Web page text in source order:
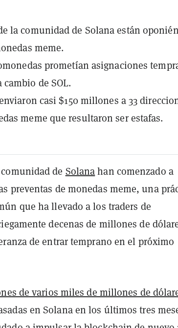
la comunidad de Solana están
meme.
prometían asignaciones
de SOL.
casi $150 millones a 33
meme que resultaron ser estafas.
de Solanahan comenzado a
preventas de monedas meme, una
que ha llevado a los traders de
decenas de millones de
de entrar temprano en el próximo
de varios miles de millones de
en Solana en los últimos tres